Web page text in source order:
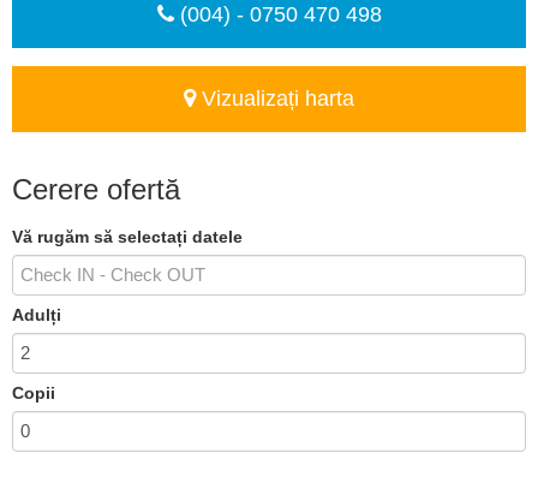
(004) - 0750 470 498
Vizualizați harta
Cerere ofertă
Vă rugăm să selectați datele
Adulți
Copii